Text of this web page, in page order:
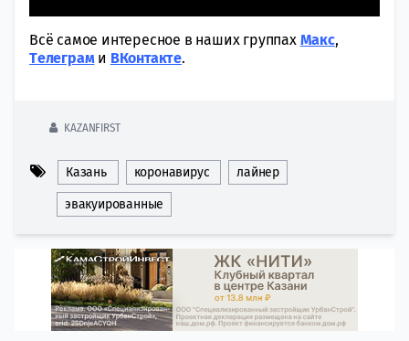
Всё самое интересное в наших группах Макс,
Tелеграми ВКонтакте.
KAZANFIRST
Казань коронавирус лайнер
эвакуированные